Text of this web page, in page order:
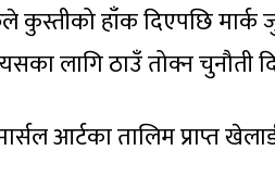
कुस्तीको हाँक दिएपछि
लागि ठाउँ तोक्न चुनौती
आर्टका तालिम प्राप्त